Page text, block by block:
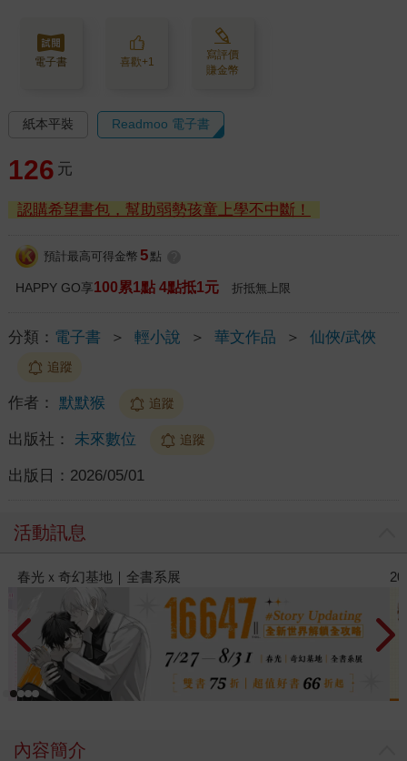
電子書 喜歡+1
寫評價
賺金幣
紙本平裝 Readmoo 電子書
126 元
認購希望書包，幫助弱勢孩童上學不中斷！
預計最高可得金幣 5 點
HAPPY GO享100累1點 4點抵1元 折抵無上限
分類： 電子書 ＞ 輕小說 ＞ 華文作品 ＞ 仙俠/武俠
追蹤
作者： 默默猴 追蹤
出版社： 未來數位 追蹤
出版日： 2026/05/01
活動訊息
2026金石堂暑假漫博〈你好，我吃一點〉第二波
內容簡介